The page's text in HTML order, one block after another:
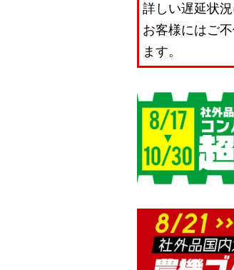
詳しい遅延状
お客様にはご
ます。